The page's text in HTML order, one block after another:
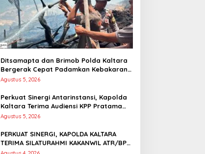
Ditsamapta dan Brimob Polda Kaltara
Bergerak Cepat Padamkan Kebakaran
Lahan Gambut 2 Hektar di Bulungan
Agustus 5, 2026
Perkuat Sinergi Antarinstansi, Kapolda
Kaltara Terima Audiensi KPP Pratama
Tanjung Redeb dan KPP Pratama
Agustus 5, 2026
PERKUAT SINERGI, KAPOLDA KALTARA
TERIMA SILATURAHMI KAKANWIL ATR/BPN
PROVINSI KALIMANTAN UTARA